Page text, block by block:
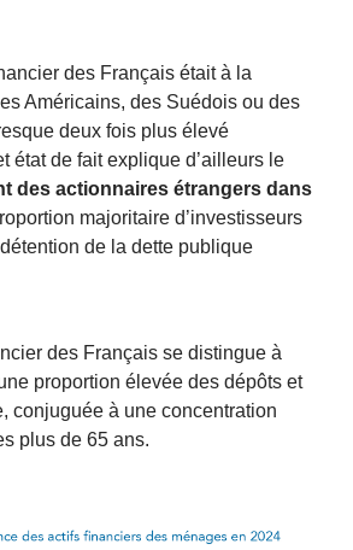
des Français était à la
Américains, des Suédois ou des
deux fois plus élevé
état de fait explique d’ailleurs le
des actionnaires étrangers dans
majoritaire d’investisseurs
de la dette publique
des Français se distingue à
proportion élevée des dépôts et
conjuguée à une concentration
plus de 65 ans.